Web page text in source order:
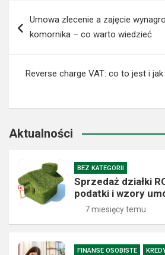
wpisu
Umowa zlecenie a zajęcie
komornika – co warto wiedzieć
Reverse charge VAT: co to jest i
Aktualności
BEZ KATEGORII
Sprzedaż działki
podatki i wzory
7 miesięcy temu
FINANSE OSOBISTE